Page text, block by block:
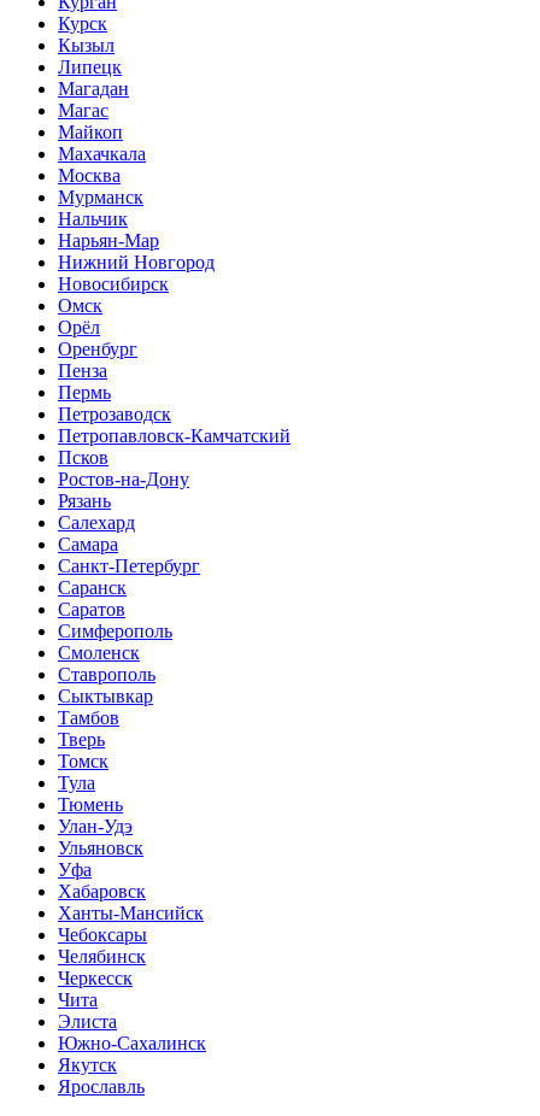
Курск
Кызыл
Липецк
Магадан
Магас
Майкоп
Махачкала
Москва
Мурманск
Нальчик
Нарьян-Мар
Нижний Новгород
Новосибирск
Омск
Орёл
Оренбург
Пенза
Пермь
Петрозаводск
Петропавловск-Камчатский
Псков
Ростов-на-Дону
Рязань
Салехард
Самара
Санкт-Петербург
Саранск
Саратов
Симферополь
Смоленск
Ставрополь
Сыктывкар
Тамбов
Тверь
Томск
Тула
Тюмень
Улан-Удэ
Ульяновск
Уфа
Хабаровск
Ханты-Мансийск
Чебоксары
Челябинск
Черкесск
Чита
Элиста
Южно-Сахалинск
Якутск
Ярославль